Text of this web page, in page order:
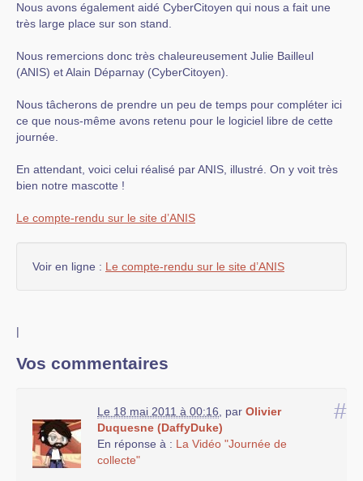
Nous avons également aidé CyberCitoyen qui nous a fait une
très large place sur son stand.
Nous remercions donc très chaleureusement Julie Bailleul
(ANIS) et Alain Déparnay (CyberCitoyen).
Nous tâcherons de prendre un peu de temps pour compléter ici
ce que nous-même avons retenu pour le logiciel libre de cette
journée.
En attendant, voici celui réalisé par ANIS, illustré. On y voit très
bien notre mascotte !
Le compte-rendu sur le site d’ANIS
Voir en ligne : Le compte-rendu sur le site d’ANIS
|
Vos commentaires
#
Le 18 mai 2011 à 00:16 par Olivier
Duquesne (DaffyDuke)
En réponse à : La Vidéo "Journée de
collecte"